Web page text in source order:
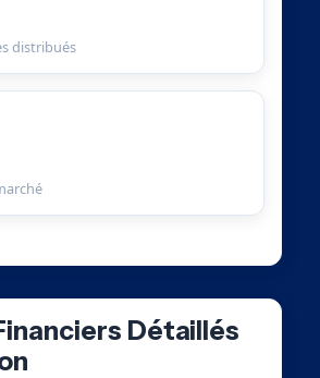
distribués
Détaillés